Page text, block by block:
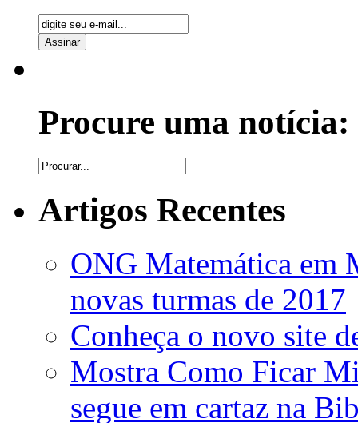
Procure uma notícia:
Artigos Recentes
ONG Matemática em
novas turmas de 2017
Conheça o novo site
Mostra Como Ficar
segue em cartaz na